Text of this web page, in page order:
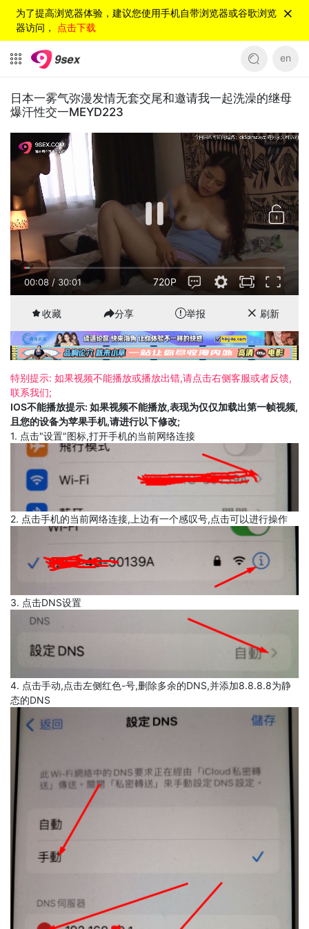
为了提高浏览器体验，建议您使用手机自带浏览器或谷歌浏览
器访问， 点击下载
en
日本一雾气弥漫发情无套交尾和邀请我一起洗澡的继母
爆汗性交一MEYD223
00:08 / 30:01 720P
收藏 分享 举报 刷新
特别提示: 如果视频不能播放或播放出错,请点击右侧客服或者反馈,
联系我们;
IOS不能播放提示: 如果视频不能播放,表现为仅仅加载出第一帧视频,
且您的设备为苹果手机,请进行以下修改;
1. 点击"设置"图标,打开手机的当前网络连接
2. 点击手机的当前网络连接,上边有一个感叹号,点击可以进行操作
3. 点击DNS设置
4. 点击手动,点击左侧红色-号,删除多余的DNS,并添加8.8.8.8为静
态的DNS